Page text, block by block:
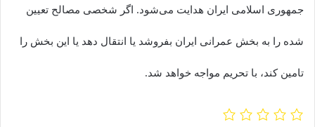
جمهوری اسلامی ایران هدایت می‌شود. اگر شخصی مصالح تعیین
شده را به بخش عمرانی ایران بفروشد یا انتقال دهد یا این بخش را
تامین کند، با تحریم‌ مواجه خواهد شد.